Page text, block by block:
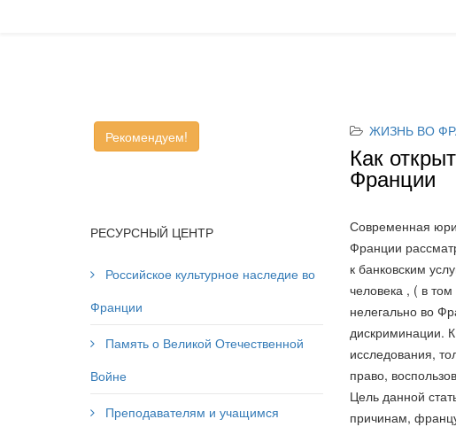
Рекомендуем!
РЕСУРСНЫЙ ЦЕНТР
Российское культурное наследие во
Франции
Память о Великой Отечественной
Войне
Преподавателям и учащимся
ЖИЗНЬ ВО
Как
Франции
Современная
Франции
к банковским
человека , ( в
нелегально во
дискриминации.
исследования,
право,
Цель данной
причинам,